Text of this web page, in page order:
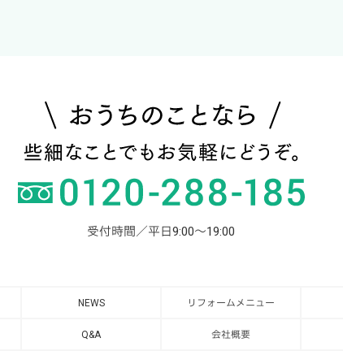
受付時間／平日9:00～19:00
NEWS リフォームメニュー
Q&A 会社概要